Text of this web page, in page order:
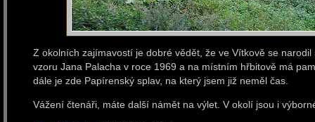
Z okolních zajímavostí je dobré vědět, že ve Vítkově se
vzoru Jana Palacha v roce 1969 a na místním hřbitově má
dále je zde Papírenský splav, na který jsem již neměl čas.
Vážení čtenáři, máte další námět na výlet. V okolí jsou i